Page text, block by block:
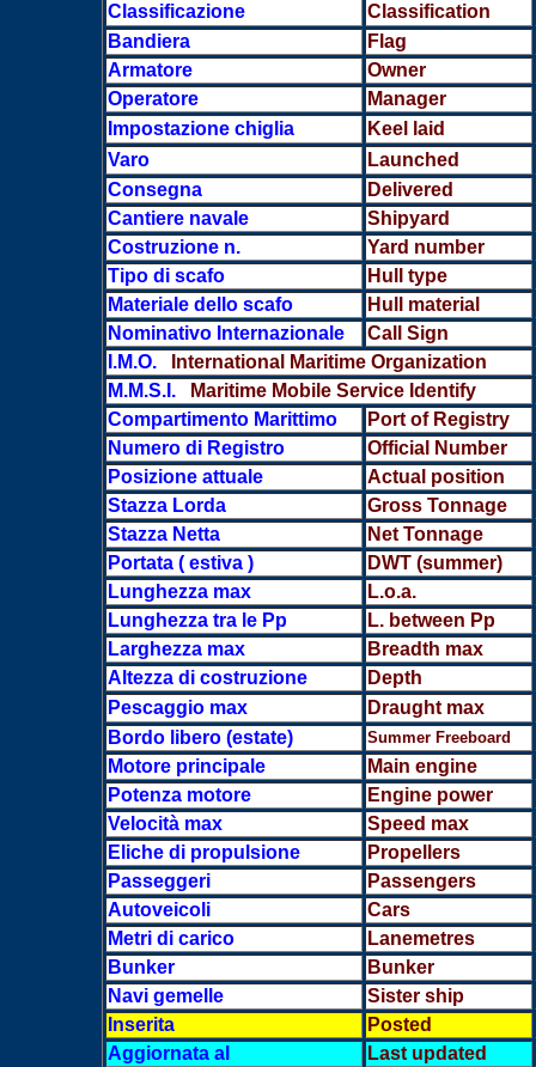
Classificazione
Classification
Bandiera
Flag
Armatore
Owner
Operatore
Manager
Impostazione chiglia
Keel laid
Varo
Launched
Consegna
Delivered
Cantiere navale
Shipyard
Costruzione n.
Yard number
Tipo di scafo
Hull type
Materiale dello scafo
Hull material
Nominativo Internazionale
Call Sign
I.M.O.
International Maritime Organization
M.M.S.I.
Maritime Mobile Service Identify
Compartimento Marittimo
Port of Registry
Numero di Registro
Official Number
Posizione attuale
Actual position
Stazza Lorda
Gross Tonnage
Stazza Netta
Net Tonnage
Portata ( estiva )
DWT (summer)
Lunghezza max
L.o.a.
Lunghezza tra le Pp
L. between Pp
Larghezza max
Breadth max
Altezza di costruzione
Depth
Pescaggio max
Draught max
Bordo libero (estate)
Summer Freeboard
Motore principale
Main engine
Potenza motore
Engine power
Velocità max
Speed max
Eliche di propulsione
Propellers
Passeggeri
Passengers
Autoveicoli
Cars
Metri di carico
Lanemetres
Bunker
Bunker
Navi gemelle
Sister ship
Inserita
Posted
Aggiornata al
Last updated